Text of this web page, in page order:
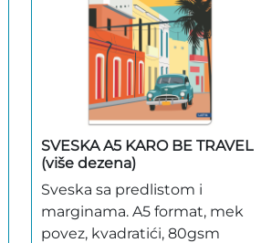
SVESKA A5 KARO BE TRAVEL
(više dezena)
Sveska sa predlistom i
marginama. A5 format, mek
povez, kvadratići, 80gsm